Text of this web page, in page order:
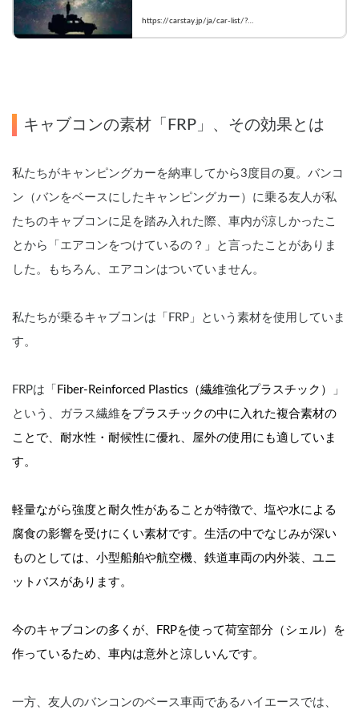
て今すぐ予約！
https://carstay.jp/ja/car-list/?
airConditioner=true&carAC=true
キャブコンの素材「FRP」、その効果とは
私たちがキャンピングカーを納車してから3度目の夏。バンコ
ン（バンをベースにしたキャンピングカー）に乗る友人が私
たちのキャブコンに足を踏み入れた際、車内が涼しかったこ
とから「エアコンをつけているの？」と言ったことがありま
した。もちろん、エアコンはついていません。
私たちが乗るキャブコンは「FRP」という素材を使用していま
す。
FRPは「 Fiber-Reinforced Plastics（繊維強化プラスチック）
」
という、ガラス繊維をプラスチックの中に入れた複合素材の
ことで、耐水性・耐候性に優れ、屋外の使用にも適していま
す。
軽量ながら強度と耐久性があることが特徴で、塩や水による
腐食の影響を受けにくい素材です。生活の中でなじみが深い
ものとしては、小型船舶や航空機、鉄道車両の内外装、ユニ
ットバスがあります。
今のキャブコンの多くが、FRPを使って荷室部分（シェル）を
作っているため、車内は意外と涼しいんです。
一方、友人のバンコンのベース車両であるハイエースでは、